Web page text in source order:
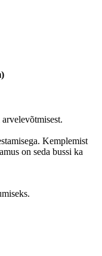
Kemplemist
on seda bussi ka